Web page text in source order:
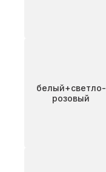
Цвет
белый+светло-
розовый